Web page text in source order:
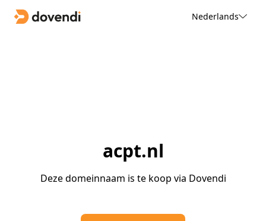
Nederlands
acpt.nl
Deze domeinnaam is te koop via Dovendi